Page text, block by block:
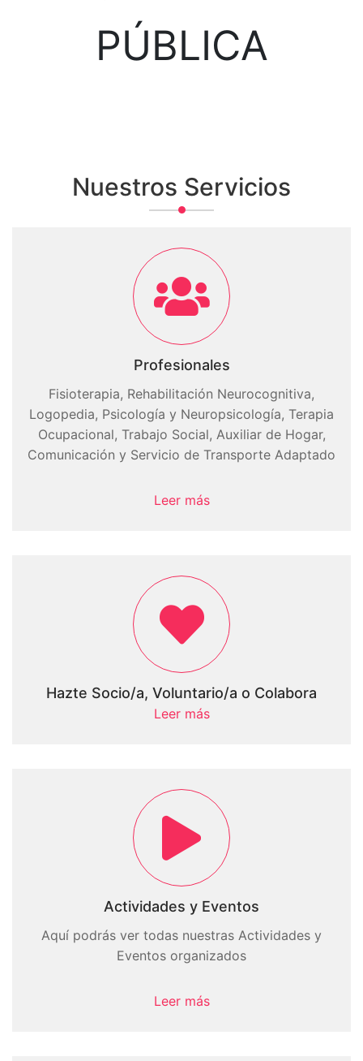
PÚBLICA
Nuestros Servicios
Profesionales
Fisioterapia, Rehabilitación Neurocognitiva,
Logopedia, Psicología y Neuropsicología, Terapia
Ocupacional, Trabajo Social, Auxiliar de Hogar,
Comunicación y Servicio de Transporte Adaptado
Leer más
Hazte Socio/a, Voluntario/a o Colabora
Leer más
Actividades y Eventos
Aquí podrás ver todas nuestras Actividades y
Eventos organizados
Leer más